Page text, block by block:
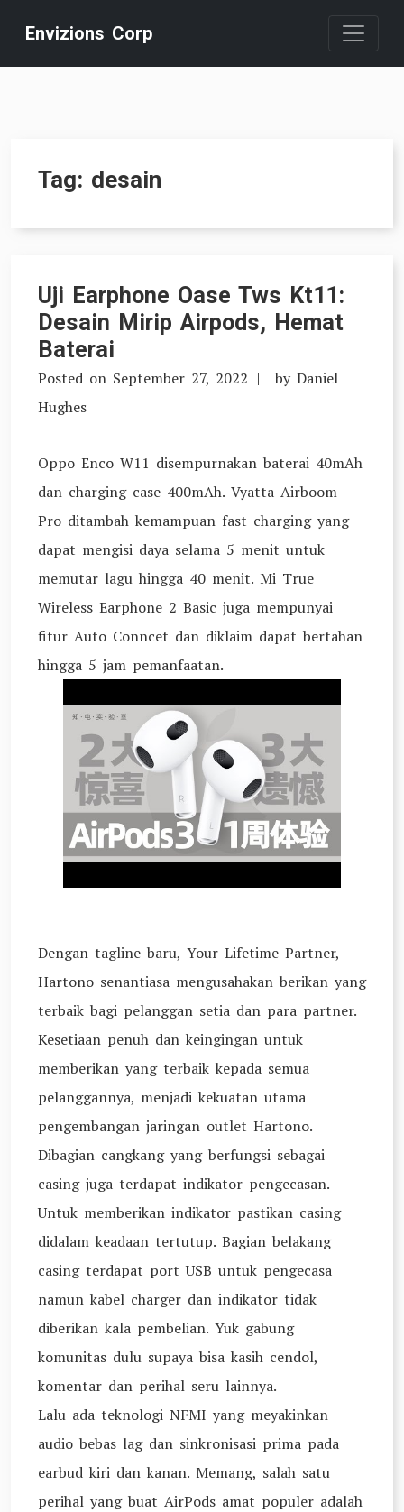
content
Envizions Corp
Tag: desain
Uji Earphone Oase Tws Kt11:
Desain Mirip Airpods, Hemat
Baterai
Posted on September 27, 2022 by Daniel
Hughes
Oppo Enco W11 disempurnakan baterai 40mAh
dan charging case 400mAh. Vyatta Airboom
Pro ditambah kemampuan fast charging yang
dapat mengisi daya selama 5 menit untuk
memutar lagu hingga 40 menit. Mi True
Wireless Earphone 2 Basic juga mempunyai
fitur Auto Conncet dan diklaim dapat bertahan
hingga 5 jam pemanfaatan.
Dengan tagline baru, Your Lifetime Partner,
Hartono senantiasa mengusahakan berikan yang
terbaik bagi pelanggan setia dan para partner.
Kesetiaan penuh dan keingingan untuk
memberikan yang terbaik kepada semua
pelanggannya, menjadi kekuatan utama
pengembangan jaringan outlet Hartono.
Dibagian cangkang yang berfungsi sebagai
casing juga terdapat indikator pengecasan.
Untuk memberikan indikator pastikan casing
didalam keadaan tertutup. Bagian belakang
casing terdapat port USB untuk pengecasa
namun kabel charger dan indikator tidak
diberikan kala pembelian. Yuk gabung
komunitas dulu supaya bisa kasih cendol,
komentar dan perihal seru lainnya.
Lalu ada teknologi NFMI yang meyakinkan
audio bebas lag dan sinkronisasi prima pada
earbud kiri dan kanan. Memang, salah satu
perihal yang buat AirPods amat populer adalah